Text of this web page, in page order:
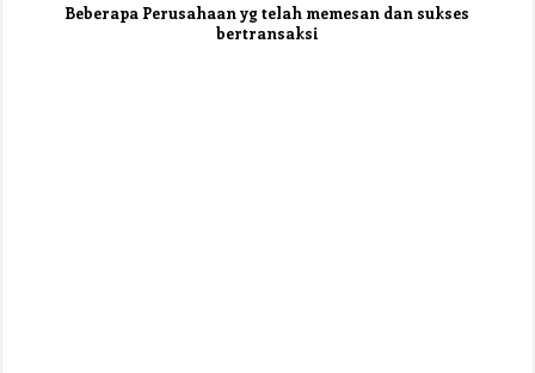
Beberapa Perusahaan yg telah memesan dan sukses
bertransaksi